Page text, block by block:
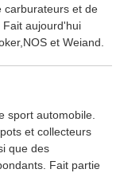
carburateurs et de
Fait aujourd'hui
et Weiand.
sport automobile.
et collecteurs
que des
Fait partie